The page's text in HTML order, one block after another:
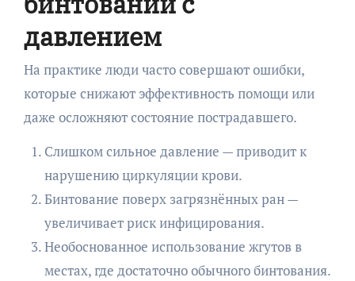
давлением
На практике люди часто совершают ошибки,
которые снижают эффективность помощи или
даже осложняют состояние пострадавшего.
Слишком сильное давление — приводит к
нарушению циркуляции крови.
Бинтование поверх загрязнённых ран —
увеличивает риск инфицирования.
Необоснованное использование жгутов в
местах, где достаточно обычного бинтования.